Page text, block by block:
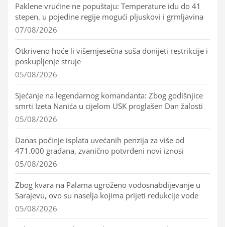
Paklene vrućine ne popuštaju: Temperature idu do 41
stepen, u pojedine regije mogući pljuskovi i grmljavina
07/08/2026
Otkriveno hoće li višemjesečna suša donijeti restrikcije i
poskupljenje struje
05/08/2026
Sjećanje na legendarnog komandanta: Zbog godišnjice
smrti Izeta Nanića u cijelom USK proglašen Dan žalosti
05/08/2026
Danas počinje isplata uvećanih penzija za više od
471.000 građana, zvanično potvrđeni novi iznosi
05/08/2026
Zbog kvara na Palama ugroženo vodosnabdijevanje u
Sarajevu, ovo su naselja kojima prijeti redukcije vode
05/08/2026